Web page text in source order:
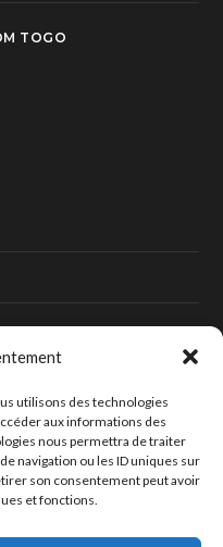
utilisons des technologies
aux informations des
nous permettra de traiter
navigation ou les ID uniques sur
son consentement peut avoir
et fonctions.
TOGO
170 Lomé – TOGO